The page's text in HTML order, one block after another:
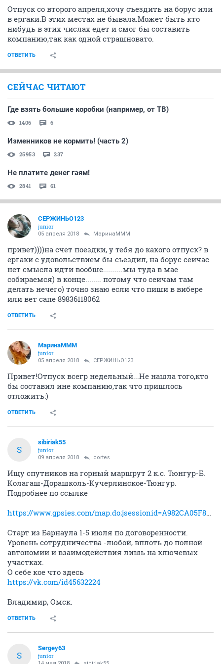
Отпуск со второго апреля,хочу съездить на борус или
в ергаки.В этих местах не бывала.Может быть кто
нибудь в этих числах едет и смог бы составить
компанию,так как одной страшновато.
ОТВЕТИТЬ
СЕЙЧАС ЧИТАЮТ
Где взять большие коробки (например, от ТВ)
1406 6
Изменников не кормить! (часть 2)
25953 237
Не платите денег гаям!
2841 61
СЕРЖИНЬО123
junior
05 апреля 2018 МаринаМММ
привет))))на счет поездки, у тебя до какого отпуск? в
ергаки с удовольствием бы сьездил, на борус сеичас
нет смысла идти вообше..........мы туда в мае
собираемся) в конце........ потому что сеичам там
делать нечего) точно знаю если что пиши в вибере
или вет сапе 89836118062
ОТВЕТИТЬ
МаринаМММ
junior
05 апреля 2018 СЕРЖИНЬО123
Привет!Отпуск всегр недельный...Не нашла того,кто
бы составил ине компанию,так что пришлось
отложить:)
ОТВЕТИТЬ
S
sibiriak55
junior
09 апреля 2018 cortes
Ищу спутников на горный маршрут 2 к.с. Тюнгур-Б.
Колагаш-Дорашколь-Кучерлинское-Тюнгур.
Подробнее по ссылке
https://www.gpsies.com/map.do;jsessionid=A982CA05F874..
Старт из Барнаула 1-5 июля по договоренности.
Уровень сотрудничества -любой, вплоть до полной
автономии и взаимодействия лишь на ключевых
участках.
О себе кое что здесь
https://vk.com/id45632224
Владимир, Омск.
ОТВЕТИТЬ
S
Sergey63
junior